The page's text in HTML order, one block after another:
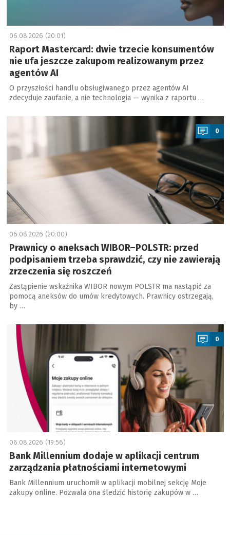
06.08.2026 (20:01)
Raport Mastercard: dwie trzecie konsumentów
nie ufa jeszcze zakupom realizowanym przez
agentów AI
O przyszłości handlu obsługiwanego przez agentów AI
zdecyduje zaufanie, a nie technologia — wynika z raportu …
a
0
06.08.2026 (20:00)
Prawnicy o aneksach WIBOR–POLSTR: przed
podpisaniem trzeba sprawdzić, czy nie zawierają
zrzeczenia się roszczeń
Zastąpienie wskaźnika WIBOR nowym POLSTR ma nastąpić za
pomocą aneksów do umów kredytowych. Prawnicy ostrzegają,
by …
0
06.08.2026 (19:56)
Bank Millennium dodaje w aplikacji centrum
zarządzania płatnościami internetowymi
Bank Millennium uruchomił w aplikacji mobilnej sekcję Moje
zakupy online. Pozwala ona śledzić historię zakupów w …